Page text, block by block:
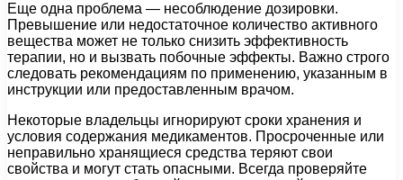
Еще одна проблема — несоблюдение дозировки.
Превышение или недостаточное количество активного
вещества может не только снизить эффективность
терапии, но и вызвать побочные эффекты. Важно строго
следовать рекомендациям по применению, указанным в
инструкции или предоставленным врачом.
Некоторые владельцы игнорируют сроки хранения и
условия содержания медикаментов. Просроченные или
неправильно хранящиеся средства теряют свои
свойства и могут стать опасными. Всегда проверяйте